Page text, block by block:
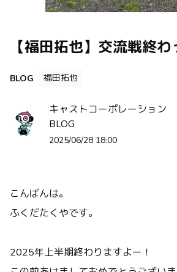
【福田拓也】交流戦終
BLOG 福田拓也
キャストコーポレーション
BLOG
2025/06/28 18:00
こんばんは。
ふくだたくやです。
2025年上半期終わりますよー！